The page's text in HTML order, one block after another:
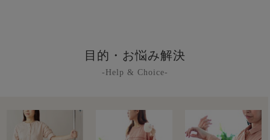
目的・お悩み解決
-Help & Choice-